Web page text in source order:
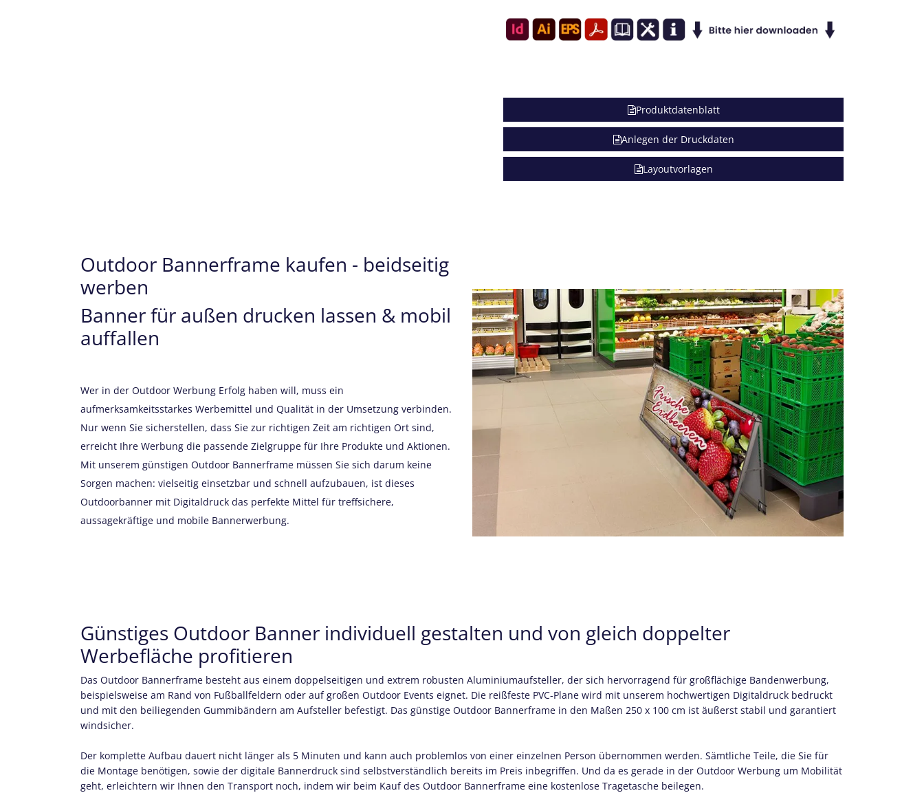
Produktdatenblatt
Anlegen der Druckdaten
Layoutvorlagen
Outdoor Bannerframe kaufen - beidseitig
werben
Banner für außen drucken lassen & mobil
auffallen
Wer in der Outdoor Werbung Erfolg haben will, muss ein
aufmerksamkeitsstarkes Werbemittel und Qualität in der Umsetzung verbinden.
Nur wenn Sie sicherstellen, dass Sie zur richtigen Zeit am richtigen Ort sind,
erreicht Ihre Werbung die passende Zielgruppe für Ihre Produkte und Aktionen.
Mit unserem günstigen Outdoor Bannerframe müssen Sie sich darum keine
Sorgen machen: vielseitig einsetzbar und schnell aufzubauen, ist dieses
Outdoorbanner mit Digitaldruck das perfekte Mittel für treffsichere,
aussagekräftige und mobile Bannerwerbung.
Günstiges Outdoor Banner individuell gestalten und von gleich doppelter
Werbefläche profitieren
Das Outdoor Bannerframe besteht aus einem doppelseitigen und extrem robusten Aluminiumaufsteller, der sich hervorragend für großflächige Bandenwerbung,
beispielsweise am Rand von Fußballfeldern oder auf großen Outdoor Events eignet. Die reißfeste PVC-Plane wird mit unserem hochwertigen Digitaldruck bedruckt
und mit den beiliegenden Gummibändern am Aufsteller befestigt. Das günstige Outdoor Bannerframe in den Maßen 250 x 100 cm ist äußerst stabil und garantiert
windsicher.
Der komplette Aufbau dauert nicht länger als 5 Minuten und kann auch problemlos von einer einzelnen Person übernommen werden. Sämtliche Teile, die Sie für
die Montage benötigen, sowie der digitale Bannerdruck sind selbstverständlich bereits im Preis inbegriffen. Und da es gerade in der Outdoor Werbung um Mobilität
geht, erleichtern wir Ihnen den Transport noch, indem wir beim Kauf des Outdoor Bannerframe eine kostenlose Tragetasche beilegen.